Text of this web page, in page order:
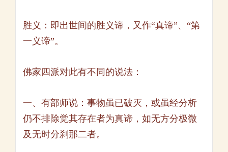
胜义：即出世间的胜义谛，又作“真谛”、“第
一义谛”。
佛家四派对此有不同的说法：
一、有部师说：事物虽已破灭，或虽经分析
仍不排除觉其存在者为真谛，如无方分极微
及无时分刹那二者。